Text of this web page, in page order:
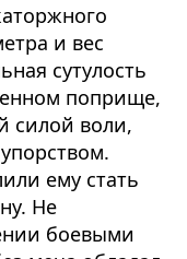
и вес
сутулость
поприще,
силой воли,
ему стать
Не
боевыми